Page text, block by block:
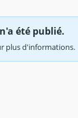
été publié.
plus d'informations.